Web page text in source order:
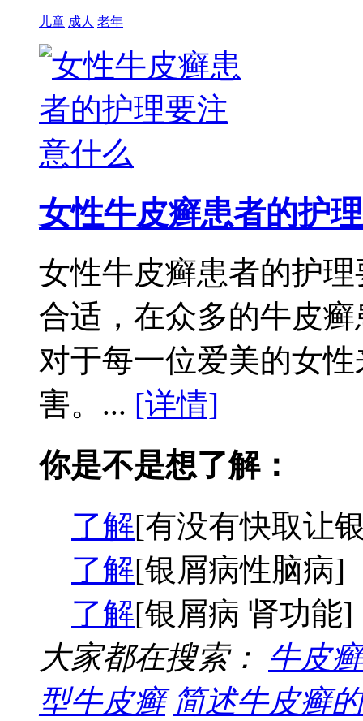
儿童 成人 老年
女性牛皮癣患者的护理
女性牛皮癣患者的护
合适，在众多的牛皮
对于每一位爱美的女
害。... [详情]
你是不是想了解：
了解[有没有快取让
了解[银屑病性脑病]
了解[银屑病 肾功能]
大家都在搜索： 牛皮
型牛皮癣 简述牛皮癣